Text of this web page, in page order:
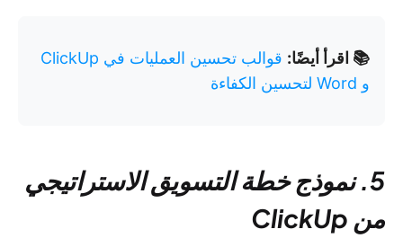
📚 اقرأ أيضًا:
قوالب تحسين العمليات في ClickUp
و Word لتحسين الكفاءة
5. نموذج خطة التسويق الاستراتيجي
من ClickUp